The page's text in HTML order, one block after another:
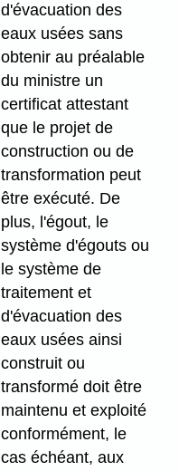
d'évacuation des
eaux usées sans
obtenir au préalable
du ministre un
certificat attestant
que le projet de
construction ou de
transformation peut
être exécuté. De
plus, l'égout, le
système d'égouts ou
le système de
traitement et
d'évacuation des
eaux usées ainsi
construit ou
transformé doit être
maintenu et exploité
conformément, le
cas échéant, aux